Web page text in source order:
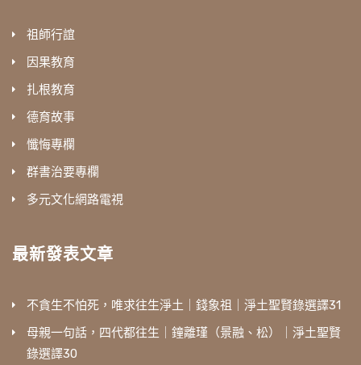
祖師行誼
因果教育
扎根教育
德育故事
懺悔專欄
群書治要專欄
多元文化網路電視
最新發表文章
不貪生不怕死，唯求往生淨土｜錢象祖｜淨土聖賢錄選譯31
母親一句話，四代都往生｜鐘離瑾（景融、松）｜淨土聖賢
錄選譯30